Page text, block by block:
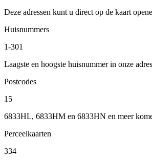
Deze adressen kunt u direct op de kaart
Huisnummers
1-301
Laagste en hoogste huisnummer in onze
Postcodes
15
6833HL, 6833HM en 6833HN en meer
Perceelkaarten
334